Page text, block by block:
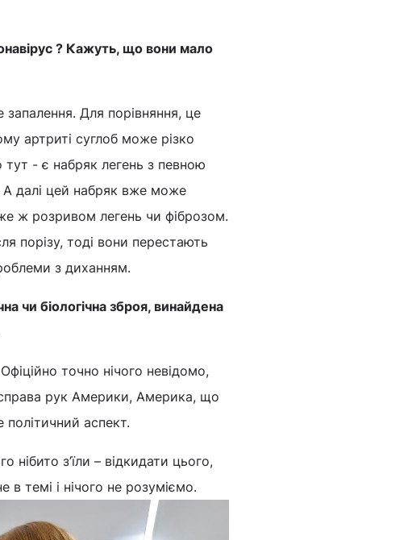
? Кажуть, що вони мало
запалення. Для порівняння, це
артриті суглоб може різко
тут - є набряк легень з певною
далі цей набряк вже може
ж розривом легень чи фіброзом.
порізу, тоді вони перестають
з диханням.
чи біологічна зброя, винайдена
точно нічого невідомо,
рук Америки, Америка, що
аспект.
з’їли – відкидати цього,
темі і нічого не розуміємо.